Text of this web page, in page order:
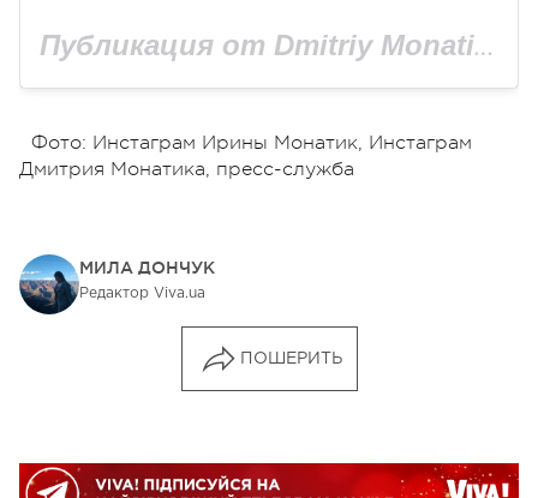
Публикация от Dmitriy Monatik (@monatik_official)
Фото: Инстаграм Ирины Монатик, Инстаграм
Дмитрия Монатика, пресс-служба
МИЛА ДОНЧУК
Редактор Viva.ua
ПОШЕРИТЬ